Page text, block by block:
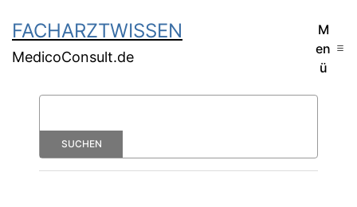
FACHARZTWISSEN
MedicoConsult.de
M
en
ü